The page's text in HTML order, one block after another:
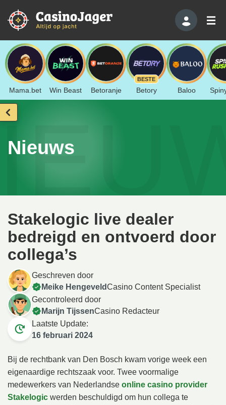
Mama.bet Win Beast Betoranje
BESTE
Betory Baloo
Nieuws
Stakelogic live dealer
bedreigd en ontvoerd door
collega’s
Geschreven door
Meike HengeveldCasino Content Specialist
Gecontroleerd door
Marijn TijssenCasino Redacteur
Laatste Update:
16 februari 2024
Bij de rechtbank van Den Bosch kwam vorige week een
eigenaardige rechtszaak voor. Twee voormalige
medewerkers van Nederlandse online casino provider
Stakelogic werden beschuldigd om hun collega te